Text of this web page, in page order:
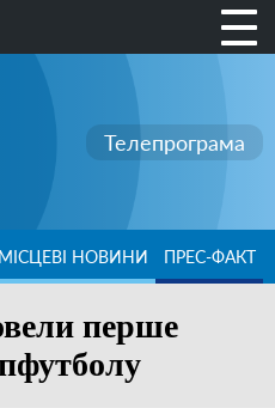
Телепрограма
МІСЦЕВІ НОВИНИ ПРЕС-ФАКТ
перше